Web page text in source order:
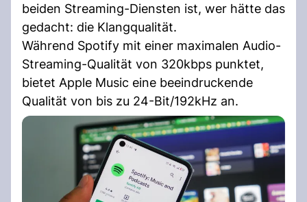
beiden Streaming-Diensten ist, wer hätte das
gedacht: die Klangqualität.
Während Spotify mit einer maximalen Audio-
Streaming-Qualität von 320kbps punktet,
bietet Apple Music eine beeindruckende
Qualität von bis zu 24-Bit/192kHz an.